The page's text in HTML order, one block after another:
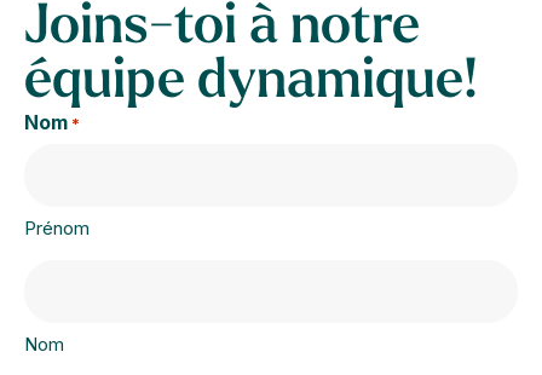
Joins-toi à notre
équipe dynamique!
Nom *
Prénom
Nom